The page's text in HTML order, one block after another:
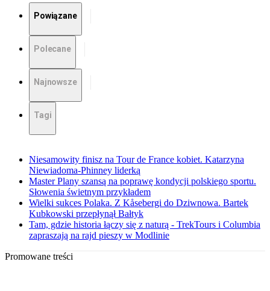
Powiązane
Polecane
Najnowsze
Tagi
Niesamowity finisz na Tour de France kobiet. Katarzyna
Niewiadoma-Phinney liderką
Master Plany szansą na poprawę kondycji polskiego sportu.
Słowenia świetnym przykładem
Wielki sukces Polaka. Z Kåsebergi do Dziwnowa. Bartek
Kubkowski przepłynął Bałtyk
Tam, gdzie historia łączy się z naturą - TrekTours i Columbia
zapraszają na rajd pieszy w Modlinie
Promowane treści